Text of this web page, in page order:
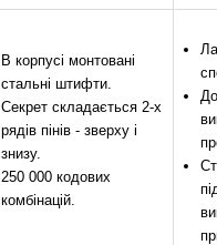
В корпусі монтовані
стальні штифти.
Секрет складається 2-х
рядів пінів - зверху і
знизу.
250 000 кодових
комбінацій.